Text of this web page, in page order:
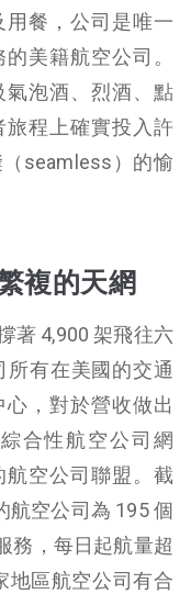
餐，公司是唯一
美籍航空公司。
氣泡酒、烈酒、點
程上確實投入許
seamless）的愉
複的天網
著 4,900 架飛往六
所有在美國的交通
，對於營收做出
合性航空公司網
空公司聯盟。截
航空公司為 195 個
務，每日起航量超
地區航空公司有合